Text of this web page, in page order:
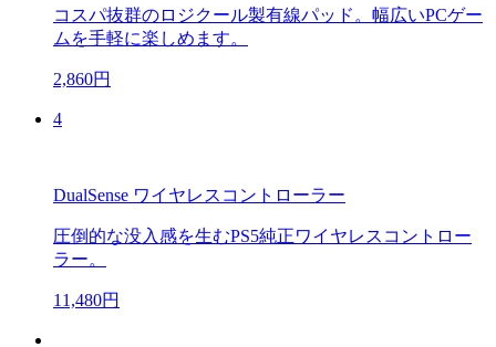
コスパ抜群のロジクール製有線パッド。幅広いPCゲー
ムを手軽に楽しめます。
2,860円
4
DualSense ワイヤレスコントローラー
圧倒的な没入感を生むPS5純正ワイヤレスコントロー
ラー。
11,480円